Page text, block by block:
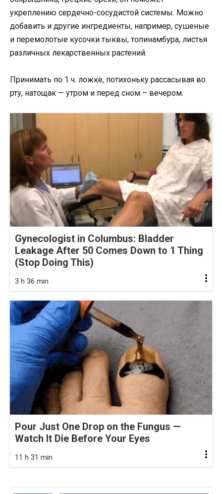
укреплению сердечно-сосудистой системы. Можно
добавить и другие ингредиенты, например, сушеные
и перемолотые кусочки тыквы, топинамбура, листья
различных лекарственных растений.
Принимать по 1 ч. ложке, потихоньку рассасывая во
рту, натощак — утром и перед сном – вечером.
Gynecologist in Columbus: Bladder
Leakage After 50 Comes Down to 1 Thing
(Stop Doing This)
3 h 36 min
Pour Just One Drop on the Fungus —
Watch It Die Before Your Eyes
11 h 31 min